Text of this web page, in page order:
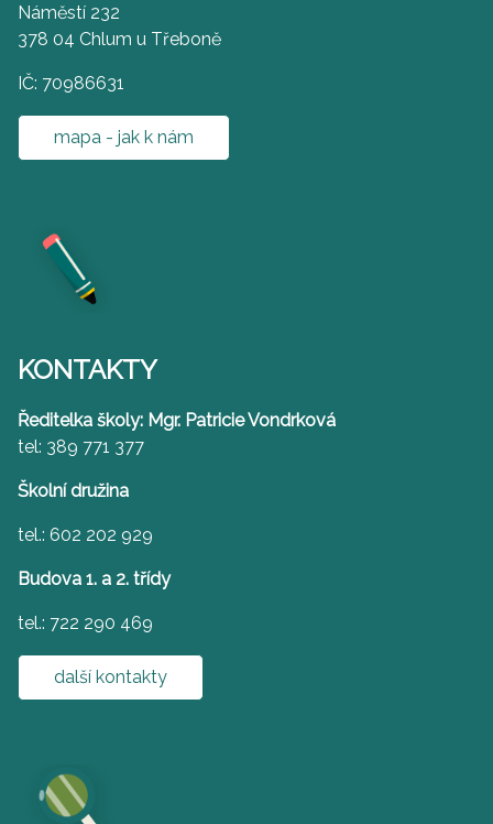
Náměstí 232
378 04 Chlum u Třeboně
IČ: 70986631
mapa - jak k nám
KONTAKTY
Ředitelka školy: Mgr. Patricie Vondrková
tel: 389 771 377
Školní družina
tel.: 602 202 929
Budova 1. a 2. třídy
tel.: 722 290 469
další kontakty